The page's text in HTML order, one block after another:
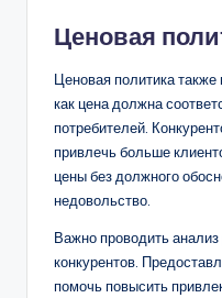
Ценовая
Ценовая политика также
как цена должна
потребителей.
привлечь больше
цены без должного
недовольство.
Важно проводить
конкурентов.
помочь повысить